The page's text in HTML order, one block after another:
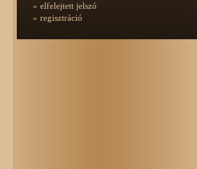
» elfelejtett jelszó
» regisztráció